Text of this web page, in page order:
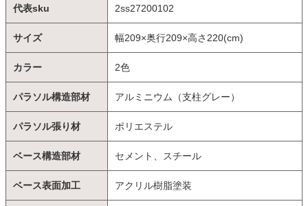
代表sku 2ss27200102
サイズ 幅209×奥行209×高さ220(cm)
カラー 2色
パラソル構造部材 アルミニウム（支柱グレー）
パラソル張り材 ポリエステル
ベース構造部材 セメント、スチール
ベース表面加工 アクリル樹脂塗装